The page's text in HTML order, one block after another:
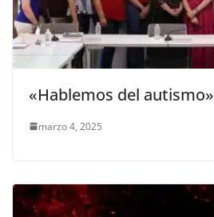
«Hablemos del autismo»
marzo 4, 2025